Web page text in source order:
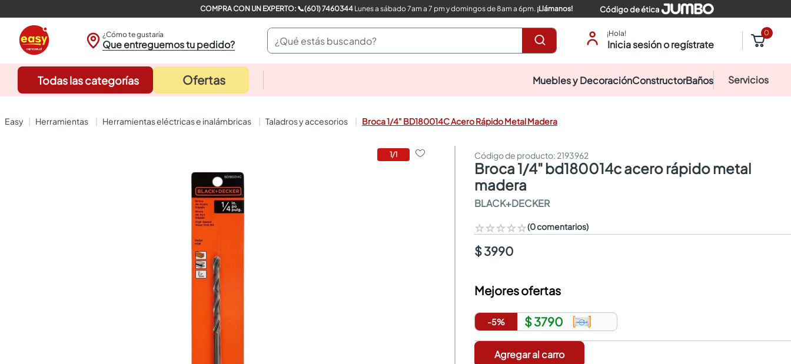
COMPRA CON UN EXPERTO: 📞(601) 7460344Lunes a sábado 7am a 7 pm y domingos de 8am a 6pm. ¡Llámanos! Código de ética
¿Cómo te gustaría
Que entreguemos tu pedido?
¿Qué estás buscando? ¡Hola!
Inicia sesión o regístrate
0
Todas las categorías Ofertas Muebles y DecoraciónConstructorBaños Servicios
herramientas herramientas eléctricas e inalámbricas taladros y accesorios Broca 1/4" BD180014C Acero Rápido Metal Madera
1/1 : 2193962
broca 1/4" bd180014c acero rápido metal
madera
BLACK+DECKER
☆☆☆☆☆(0 comentarios)
$ 3990
Mejores ofertas
-5% $ 3790
Agregar al carro
closet
sanitarios